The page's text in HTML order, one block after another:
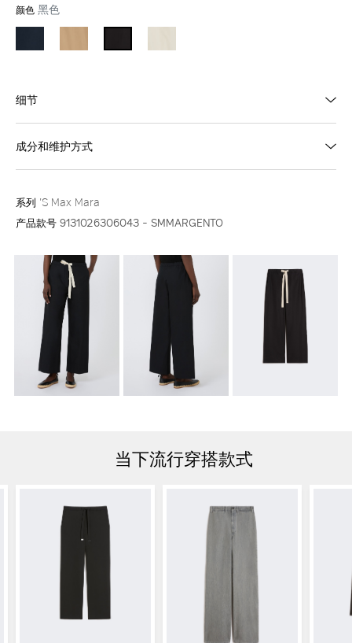
颜色 黑色
细节
成分和维护方式
系列 'S Max Mara
产品款号 9131026306043 - SMMARGENTO
当下流行穿搭款式